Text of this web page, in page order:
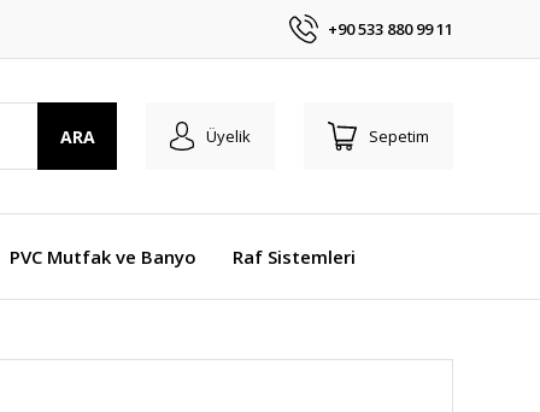
+90 533 880 99 11
ARA Üyelik Sepetim
PVC Mutfak ve Banyo Raf Sistemleri